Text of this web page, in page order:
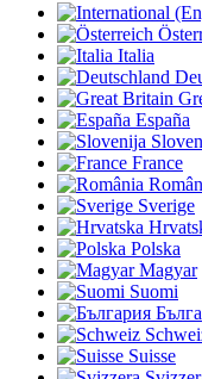
Italia
España
France
Sverige
Polska
Magyar
Suomi
Suisse